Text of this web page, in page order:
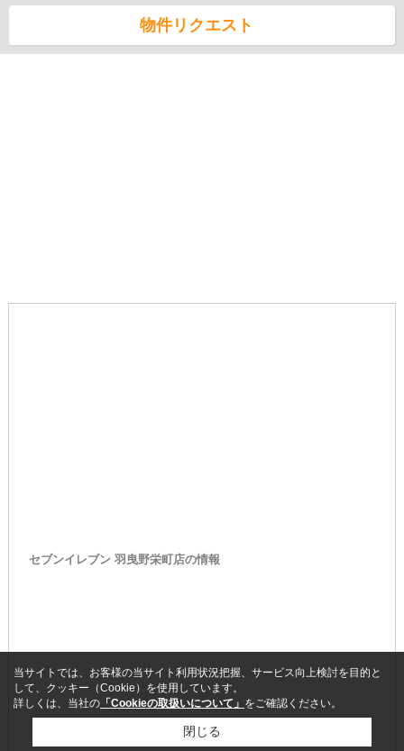
物件リクエスト
セブンイレブン 羽曳野栄町店の情報
当サイトでは、お客様の当サイト利用状況把握、サービス向上検討を目的と
して、クッキー（Cookie）を使用しています。
詳しくは、当社の 「Cookieの取扱いについて」 をご確認ください。
閉じる